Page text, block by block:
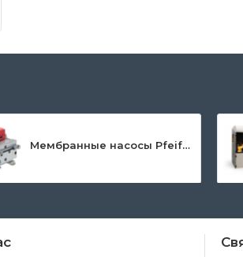
для испытательного оборудования и
предназначенных для механического
таких как
Мембранные насосы Pfeiffer Vacuum MVP